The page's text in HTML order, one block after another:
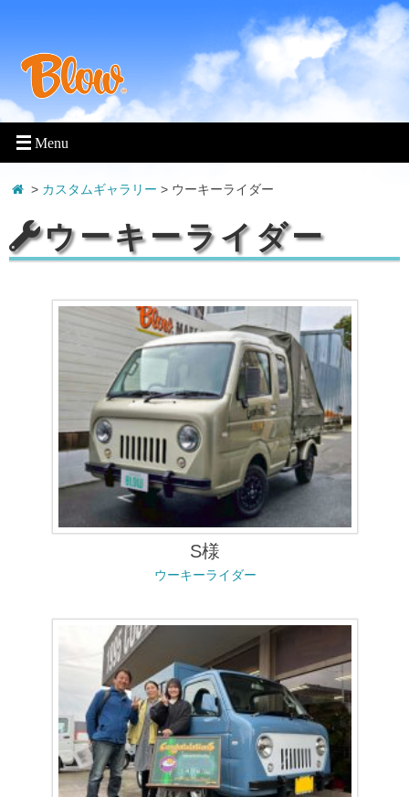
> カスタムギャラリー > ウーキーライダー
ウーキーライダー
S様
ウーキーライダー